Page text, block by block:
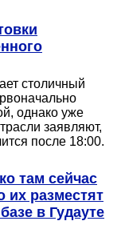
столичный
однако уже
заявляют,
после 18:00.
там сейчас
их разместят
в Гудауте